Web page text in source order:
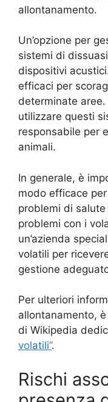
allontanamento.
Un’opzione per
sistemi di
dispositivi
efficaci per
determinate
utilizzare questi
responsabile per
animali.
In generale, è
modo efficace
problemi di
problemi con i
un’azienda
volatili per
gestione
Per ulteriori
allontanamento,
di Wikipedia
volatili”.
Rischi